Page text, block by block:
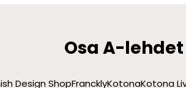
Osa A-
Design ShopFrancklyKotonaKotona